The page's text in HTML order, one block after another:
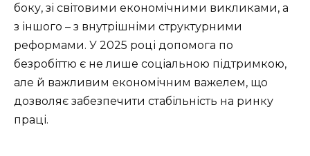
боку, зі світовими економічними викликами, а
з іншого – з внутрішніми структурними
реформами. У 2025 році допомога по
безробіттю є не лише соціальною підтримкою,
але й важливим економічним важелем, що
дозволяє забезпечити стабільність на ринку
праці.